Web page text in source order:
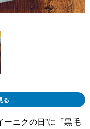
る
ニクの日”に「黒毛